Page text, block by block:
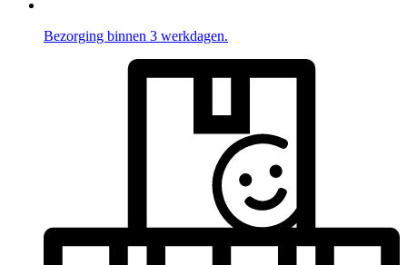
Bezorging binnen 3 werkdagen.